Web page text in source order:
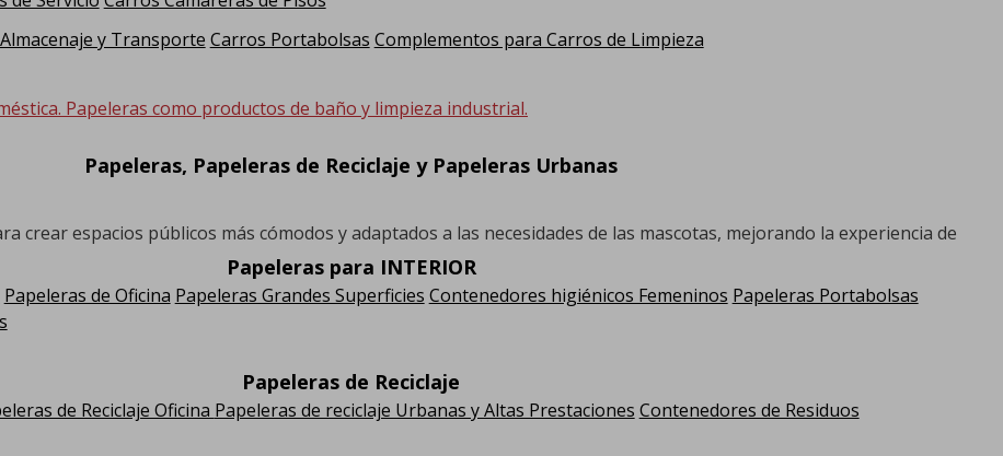
y Transporte Carros Portabolsas Complementos para Carros de Limpieza
Papeleras como productos de baño y limpieza industrial.
Papeleras, Papeleras de Reciclaje y Papeleras Urbanas
Papeleras para INTERIOR
Papeleras de Oficina Papeleras Grandes Superficies Contenedores higiénicos Femeninos Papeleras Portabolsas
Papeleras de Reciclaje
de Reciclaje Oficina Papeleras de reciclaje Urbanas y Altas Prestaciones Contenedores de Residuos
crear espacios públicos más cómodos y adaptados a las necesidades de las mascotas, mejorando la experiencia de